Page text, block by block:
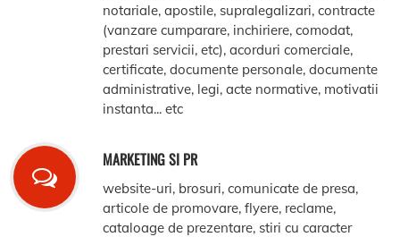
notariale, apostile, supralegalizari, contracte
(vanzare cumparare, inchiriere, comodat,
prestari servicii, etc), acorduri comerciale,
certificate, documente personale, documente
administrative, legi, acte normative, motivatii
instanta... etc
MARKETING SI PR
website-uri, brosuri, comunicate de presa,
articole de promovare, flyere, reclame,
cataloage de prezentare, stiri cu caracter